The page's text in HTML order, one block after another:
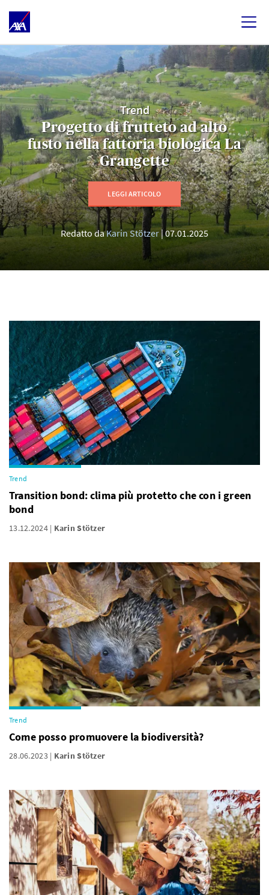
Trend
Progetto di frutteto ad alto
fusto nella fattoria biologica La
Grangette
LEGGI ARTICOLO
Redatto daKarin Stötzer 07.01.2025
Trend
Transition bond: clima più protetto che con i green
bond
13.12.2024 Karin Stötzer
Trend
Come posso promuovere la biodiversità?
28.06.2023 Karin Stötzer